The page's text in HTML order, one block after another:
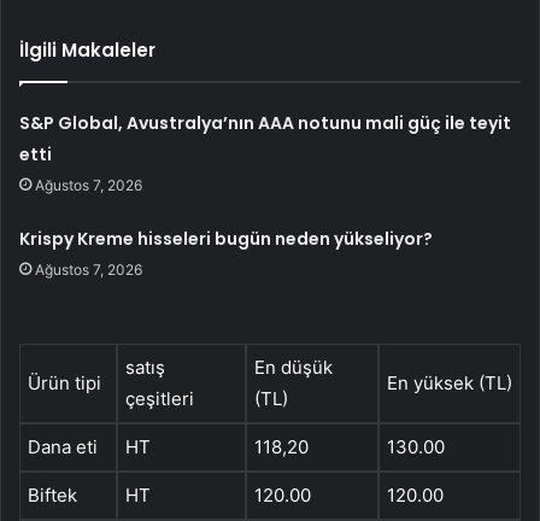
İlgili Makaleler
S&P Global, Avustralya’nın AAA notunu mali güç ile teyit
etti
Ağustos 7, 2026
Krispy Kreme hisseleri bugün neden yükseliyor?
Ağustos 7, 2026
Ürün tipi
satış
çeşitleri
En düşük
(TL)
En yüksek (TL)
Dana eti HT 118,20 130.00
Biftek HT 120.00 120.00